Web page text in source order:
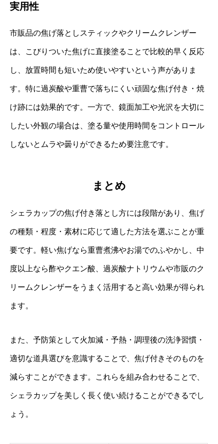
実用性
市販品の焦げ落としスティックやクリームクレンザー
は、こびりついた焦げに直接塗ることで比較的早く反応
し、放置時間も短いため使いやすいという声がありま
す。特に過炭酸や重曹で落ちにくい頑固な焦げ付き・焼
け跡には効果的です。一方で、鏡面加工や光沢を大切に
したい外観の場合は、塗る量や使用時間をコントロール
しないとムラや曇りができるため要注意です。
まとめ
シェラカップの焦げ付き落とし方には段階があり、焦げ
の種類・程度・素材に応じて適した方法を選ぶことが重
要です。軽い焦げなら重曹煮沸やお湯でのふやかし、中
度以上なら酢やクエン酸、過炭酸ナトリウムや市販のク
リームクレンザーをうまく活用すると高い効果が得られ
ます。
また、予防策として火加減・予熱・調理後の洗浄習慣・
適切な道具選びを意識することで、焦げ付きそのものを
減らすことができます。これらを組み合わせることで、
シェラカップを美しく長く使い続けることができるでし
ょう。